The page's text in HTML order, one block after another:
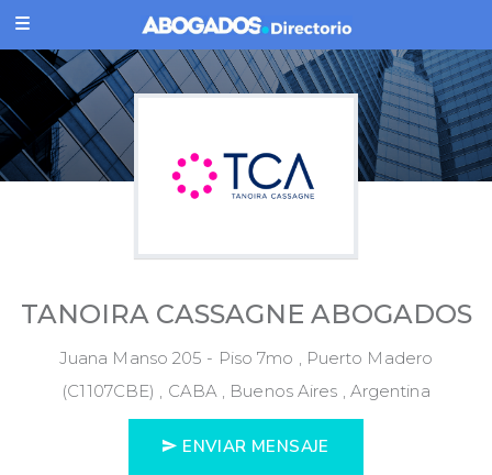
TANOIRA CASSAGNE ABOGADOS
Juana Manso 205 - Piso 7mo , Puerto Madero
(C1107CBE) , CABA , Buenos Aires , Argentina
ENVIAR MENSAJE